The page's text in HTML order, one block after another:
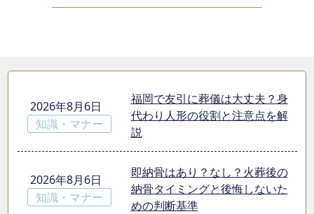
2026年8月6日
知識・マナー
福岡で友引に葬儀は大丈夫？身
代わり人形の役割と注意点を解
説
2026年8月6日
知識・マナー
即納骨はあり？なし？火葬後の
納骨タイミングと後悔しないた
めの判断基準